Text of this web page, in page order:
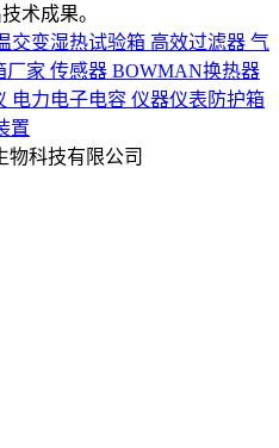
术成果。
交变湿热试验箱 高效过滤器 气
厂家 传感器 BOWMAN换热器
电力电子电容 仪器仪表防护箱
置
物科技有限公司